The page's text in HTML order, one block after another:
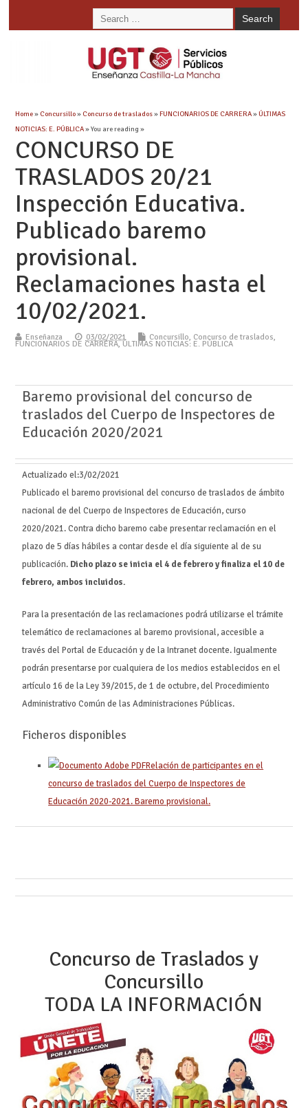
Home» Concursillo» Concurso de traslados»FUNCIONARIOS DE CARRERA»ÚLTIMAS
NOTICIAS: E. PÚBLICA» You are reading »
CONCURSO DE
TRASLADOS 20/21
Inspección Educativa.
Publicado baremo
provisional.
Reclamaciones hasta el
10/02/2021.
Enseñanza 03/02/2021 Concursillo, Concurso de traslados,
FUNCIONARIOS DE CARRERA,ÚLTIMAS NOTICIAS: E. PÚBLICA
Baremo provisional del concurso de
traslados del Cuerpo de Inspectores de
Educación 2020/2021
Actualizado el:3/02/2021
Publicado el baremo provisional del concurso de traslados de ámbito
nacional de del Cuerpo de Inspectores de Educación, curso
2020/2021. Contra dicho baremo cabe presentar reclamación en el
plazo de 5 días hábiles a contar desde el día siguiente al de su
publicación. Dicho plazo se inicia el 4 de febrero y finaliza el 10 de
febrero, ambos incluidos.
Para la presentación de las reclamaciones podrá utilizarse el trámite
telemático de reclamaciones al baremo provisional, accesible a
través del Portal de Educación y de la Intranet docente. Igualmente
podrán presentarse por cualquiera de los medios establecidos en el
artículo 16 de la Ley 39/2015, de 1 de octubre, del Procedimiento
Administrativo Común de las Administraciones Públicas.
Ficheros disponibles
Relación de participantes en el
concurso de traslados del Cuerpo de Inspectores de
Educación 2020-2021. Baremo provisional.
Concurso de Traslados y
Concursillo
TODA LA INFORMACIÓN